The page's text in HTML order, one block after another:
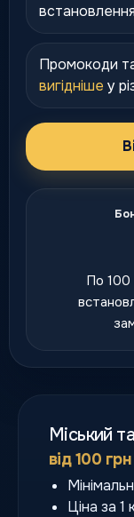
Промокоди
вигідніше у
По 100
Міський
від 100 грн
Ціна за 1